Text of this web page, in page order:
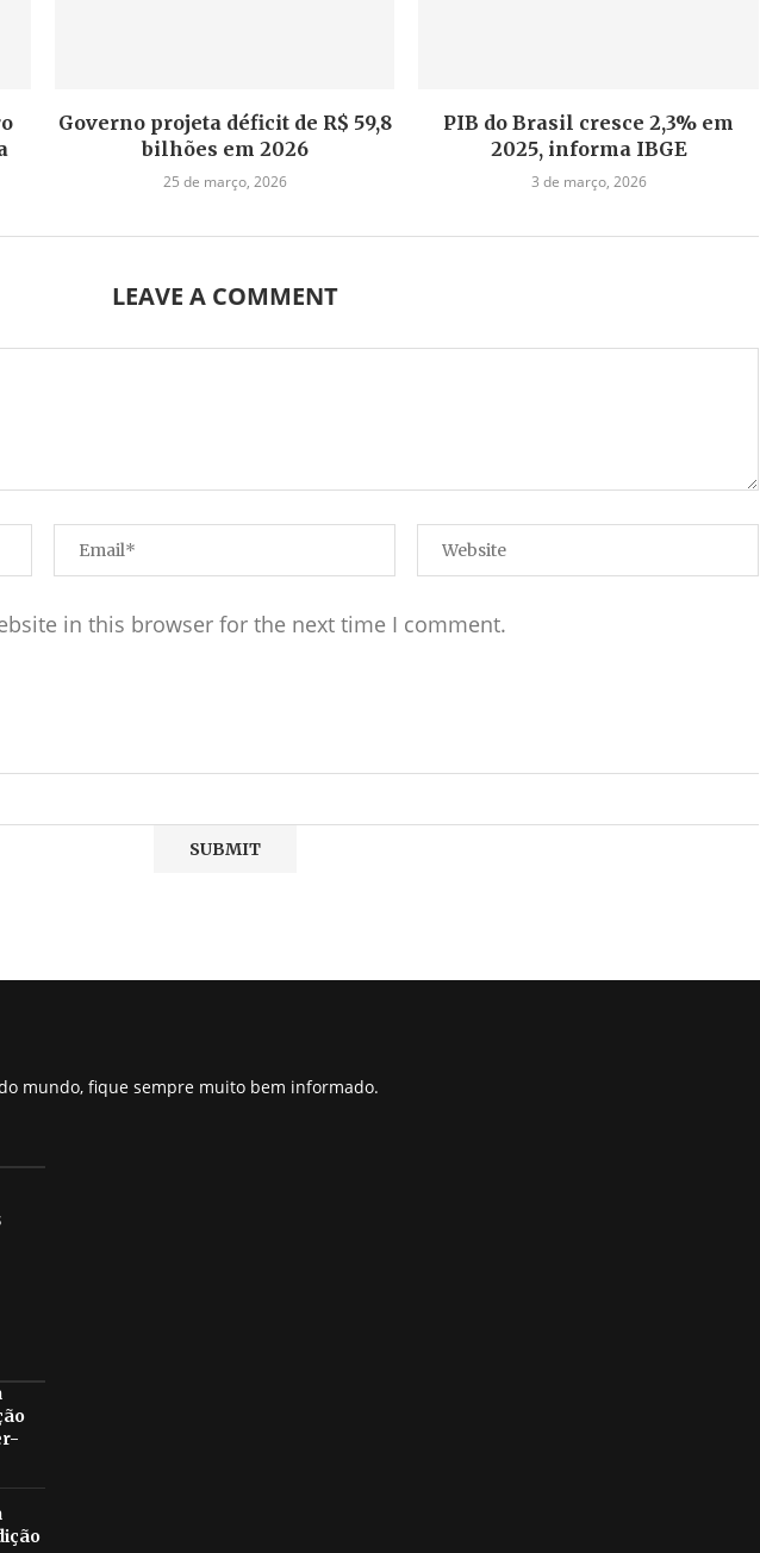
Governo projeta déficit de R$ 59,8
bilhões em 2026
25 de março, 2026
PIB do Brasil cresce 2,3% em
2025, informa IBGE
3 de março, 2026
LEAVE A COMMENT
in this browser for the next time I comment.
mundo, fique sempre muito bem informado.